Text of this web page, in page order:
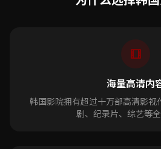
海量高清内
韩国影院拥有超过十万部高清影视
剧、纪录片、综艺等